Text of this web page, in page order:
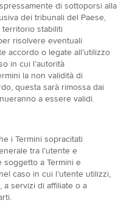
di sottoporsi alla
dei tribunali del Paese,
stabiliti
risolvere eventuali
accordo o legate all’utilizzo
in cui l’autorità
la non validità di
questa sarà rimossa dai
a essere validi.
i Termini sopracitati
tra l’utente e
soggetto a Termini e
caso in cui l’utente utilizzi,
a servizi di affiliate o a